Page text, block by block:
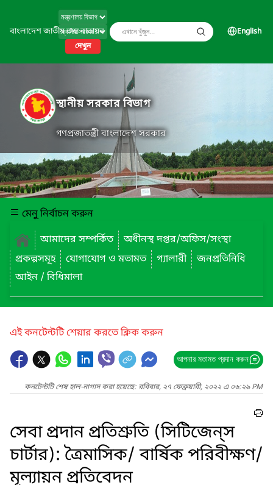
বাংলাদেশ জাতীয় তথ্য বাতায়ন
দেখুন
English
স্থানীয় সরকার বিভাগ
গণপ্রজাতন্ত্রী বাংলাদেশ সরকার
মেনু নির্বাচন করুন
আমাদের সম্পর্কিত
অধীনস্থ দপ্তর/অফিস/সংস্থা
প্রকল্পসমূহ
যোগাযোগ ও মতামত গ্যালারী
জনপ্রতিনিধি
আইন / বিধিমালা
এই কনটেন্টটি শেয়ার করতে ক্লিক করুন
আপনার মতামত প্রদান করুন
কনটেন্টটি শেষ হাল-নাগাদ করা হয়েছে: রবিবার, ২৭ ফেব্রুয়ারী, ২০২২ এ ০৬:২৯ PM
সেবা প্রদান প্রতিশ্রুতি (সিটিজেন্‌স
চার্টার): ত্রৈমাসিক/ বার্ষিক পরিবীক্ষণ/
মূল্যায়ন প্রতিবেদন